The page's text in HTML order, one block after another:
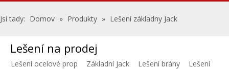
Jsi tady: Domov » Produkty » Lešení základny Jack
Lešení na prodej
Lešení ocelové prop Základní Jack Lešení brány
Lešení